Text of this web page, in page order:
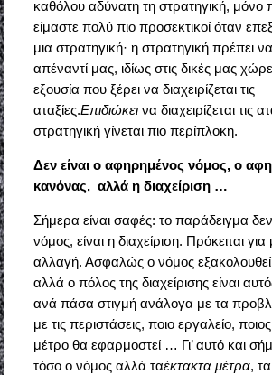
καθόλου αδύνατη τη στρατηγική, μόνο
είμαστε πολύ πιο προσεκτικοί όταν
μια στρατηγική· η στρατηγική πρέπει να
απέναντί μας, ιδίως στις δικές μας
εξουσία που ξέρει να διαχειρίζεται τις
αταξίες.Επιδιώκει να διαχειρίζεται τις
στρατηγική γίνεται πιο περίπλοκη.
Δεν είναι ο αφηρημένος νόμος, ο
κανόνας, αλλά η διαχείριση …
Σήμερα είναι σαφές: το παράδειγμα
νόμος, είναι η διαχείριση. Πρόκειται
αλλαγή. Ασφαλώς ο νόμος
αλλά ο πόλος της διαχείρισης είναι
ανά πάσα στιγμή ανάλογα με τα
με τις περιστάσεις, ποιο εργαλείο,
μέτρο θα εφαρμοστεί … Γι’ αυτό και
τόσο ο νόμος αλλά ταέκτακτα μέτρα,